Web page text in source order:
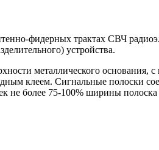
фидерных трактах СВЧ
устройства.
металлического основания,
клеем. Сигнальные полоски
более 75-100% ширины